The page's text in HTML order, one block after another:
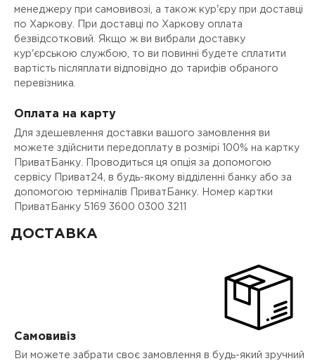
менеджеру при самовивозі, а також кур'єру при доставці
по Харкову. При доставці по Харкову оплата
безвідсотковий. Якщо ж ви вибрали доставку
кур'єрською службою, то ви повинні будете сплатити
вартість післяплати відповідно до тарифів обраного
перевізника.
Оплата на карту
Для здешевлення доставки вашого замовлення ви
можете здійснити передоплату в розмірі 100% на картку
ПриватБанку. Проводиться ця опція за допомогою
сервісу Приват24, в будь-якому відділенні банку або за
допомогою терміналів ПриватБанку. Номер картки
ПриватБанку 5169 3600 0300 3211
ДОСТАВКА
Самовивіз
Ви можете забрати своє замовлення в будь-який зручний